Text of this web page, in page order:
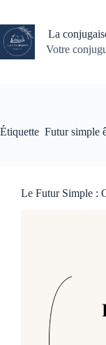
contenu
La
Votre
Étiquette Futur simple
Le Futur Simple :